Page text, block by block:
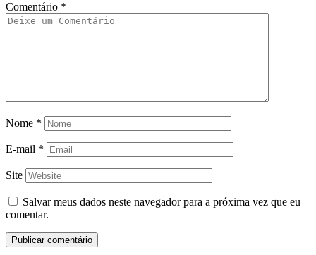
Comentário *
Nome *
E-mail *
Site
Salvar meus dados neste navegador para a próxima vez que eu
comentar.